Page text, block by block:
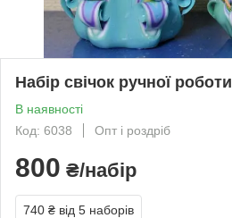
Набір свічок ручної роботи
В наявності
Код: 6038
Опт і роздріб
800 ₴/набір
740 ₴ від 5 наборів